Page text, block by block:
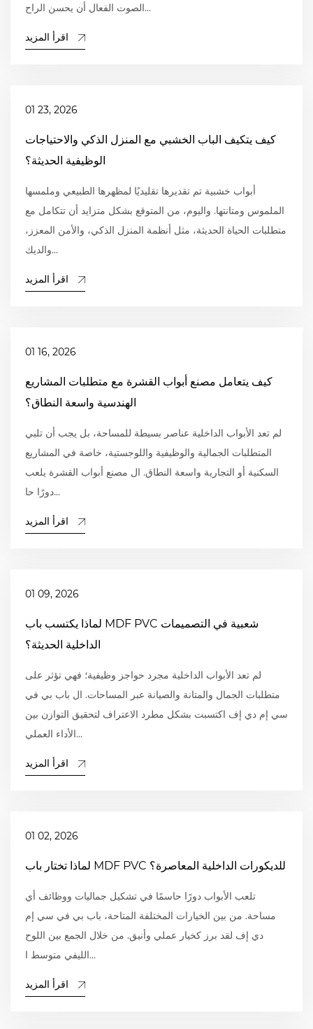
الصوت الفعال أن يحسن الراح...
اقرأ المزيد
01 23, 2026
كيف يتكيف الباب الخشبي مع المنزل الذكي والاحتياجات
الوظيفية الحديثة؟
أبواب خشبية تم تقديرها تقليديًا لمظهرها الطبيعي وملمسها
الملموس ومتانتها. واليوم، من المتوقع بشكل متزايد أن تتكامل مع
متطلبات الحياة الحديثة، مثل أنظمة المنزل الذكي، والأمن المعزز،
والديك...
اقرأ المزيد
01 16, 2026
كيف يتعامل مصنع أبواب القشرة مع متطلبات المشاريع
الهندسية واسعة النطاق؟
لم تعد الأبواب الداخلية عناصر بسيطة للمساحة، بل يجب أن تلبي
المتطلبات الجمالية والوظيفية واللوجستية، خاصة في المشاريع
السكنية أو التجارية واسعة النطاق. ال مصنع أبواب القشرة يلعب
دورًا حا...
اقرأ المزيد
01 09, 2026
لماذا يكتسب باب MDF PVC شعبية في التصميمات
الداخلية الحديثة؟
لم تعد الأبواب الداخلية مجرد حواجز وظيفية؛ فهي تؤثر على
متطلبات الجمال والمتانة والصيانة عبر المساحات. ال باب بي في
سي إم دي إف اكتسبت بشكل مطرد الاعتراف لتحقيق التوازن بين
الأداء العملي...
اقرأ المزيد
01 02, 2026
لماذا تختار باب MDF PVC للديكورات الداخلية المعاصرة؟
تلعب الأبواب دورًا حاسمًا في تشكيل جماليات ووظائف أي
مساحة. من بين الخيارات المختلفة المتاحة، باب بي في سي إم
دي إف لقد برز كخيار عملي وأنيق. من خلال الجمع بين اللوح
الليفي متوسط ​​ا...
اقرأ المزيد